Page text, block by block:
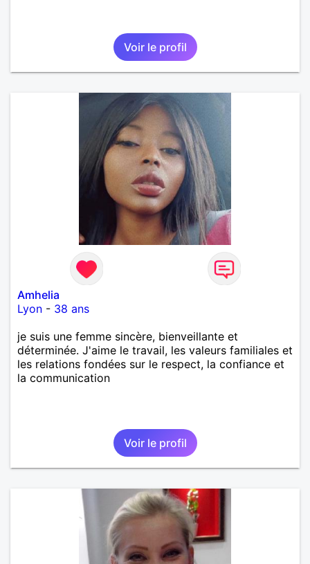
Voir le profil
Amhelia
Lyon - 38 ans
je suis une femme sincère, bienveillante et
déterminée. J'aime le travail, les valeurs familiales et
les relations fondées sur le respect, la confiance et
la communication
Voir le profil